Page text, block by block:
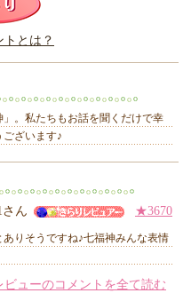
？
トとは？
。私たちもお話を聞くだけで幸
ざいます♪
ん ★3670
りそうですね♪七福神みんな表情
ビューのコメントを全て読む